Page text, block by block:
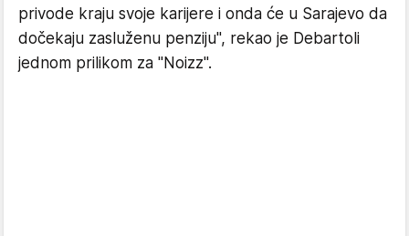
privode kraju svoje karijere i onda će u Sarajevo da
dočekaju zasluženu penziju", rekao je Debartoli
jednom prilikom za "Noizz".